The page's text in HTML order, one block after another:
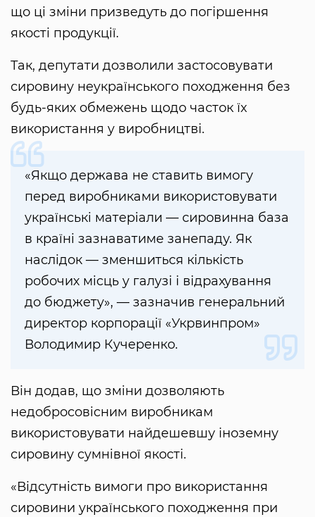
що ці зміни призведуть до погіршення
якості продукції.
Так, депутати дозволили застосовувати
сировину неукраїнського походження без
будь-яких обмежень щодо часток їх
використання у виробництві.
«Якщо держава не ставить вимогу
перед виробниками використовувати
українські матеріали — сировинна база
в країні зазнаватиме занепаду. Як
наслідок — зменшиться кількість
робочих місць у галузі і відрахування
до бюджету», — зазначив генеральний
директор корпорації «Укрвинпром»
Володимир Кучеренко.
Він додав, що зміни дозволяють
недобросовісним виробникам
використовувати найдешевшу іноземну
сировину сумнівної якості.
«Відсутність вимоги про використання
сировини українського походження при